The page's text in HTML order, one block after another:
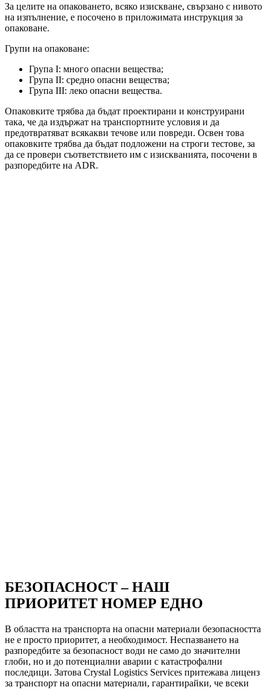
За целите на опаковането, всяко изискване, свързано с нивото
на изпълнение, е посочено в приложимата инструкция за
опаковане.
Групи на опаковане:
Група I: много опасни вещества;
Група II: средно опасни вещества;
Група III: леко опасни вещества.
Опаковките трябва да бъдат проектирани и конструирани
така, че да издържат на транспортните условия и да
предотвратяват всякакви течове или повреди. Освен това
опаковките трябва да бъдат подложени на строги тестове, за
да се провери съответствието им с изискванията, посочени в
разпоредбите на ADR.
БЕЗОПАСНОСТ – НАШ
ПРИОРИТЕТ НОМЕР ЕДНО
В областта на транспорта на опасни материали безопасността
не е просто приоритет, а необходимост. Неспазването на
разпоредбите за безопасност води не само до значителни
глоби, но и до потенциални аварии с катастрофални
последици. Затова Crystal Logistics Services притежава лиценз
за транспорт на опасни материали, гарантирайки, че всеки